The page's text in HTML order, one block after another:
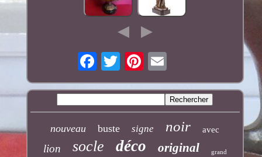
nouveau buste signe noir avec
lion socle déco original grand